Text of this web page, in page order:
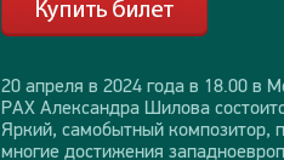
20 апреля в 2024 года в 18.00 в
РАХ Александра Шилова
Яркий, самобытный композитор,
многие достижения